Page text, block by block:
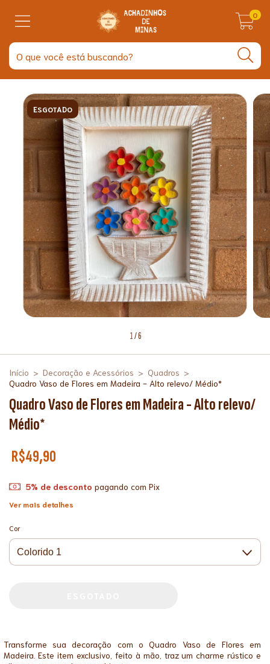
0
ESGOTADO
1/6
Início > Decoração e Acessórios > Quadros >
Quadro Vaso de Flores em Madeira - Alto relevo/ Médio*
Quadro Vaso de Flores em Madeira - Alto relevo/
Médio*
R$49,90
5% de desconto pagando com Pix
Ver mais detalhes
Cor
Transforme sua decoração com o Quadro Vaso de Flores em
Madeira. Este item exclusivo, feito à mão, traz um charme rústico e